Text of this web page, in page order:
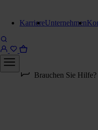
KarriereUnternehmen
Für Anfrage in Warenkorb
Brauchen Sie Hilfe?